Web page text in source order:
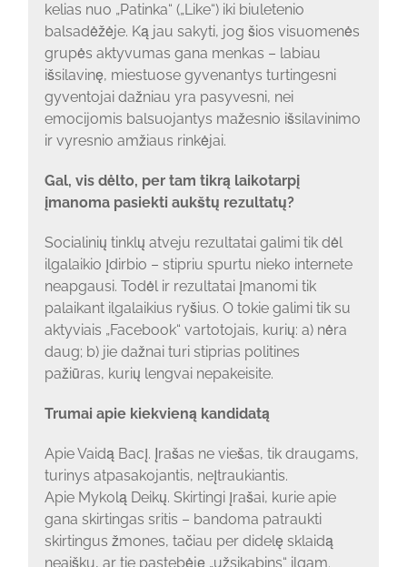
kelias nuo „Patinka“ („Like“) iki biuletenio
balsadėžėje. Ką jau sakyti, jog šios visuomenės
grupės aktyvumas gana menkas – labiau
išsilavinę, miestuose gyvenantys turtingesni
gyventojai dažniau yra pasyvesni, nei
emocijomis balsuojantys mažesnio išsilavinimo
ir vyresnio amžiaus rinkėjai.
Gal, vis dėlto, per tam tikrą laikotarpį
įmanoma pasiekti aukštų rezultatų?
Socialinių tinklų atveju rezultatai galimi tik dėl
ilgalaikio įdirbio – stipriu spurtu nieko internete
neapgausi. Todėl ir rezultatai įmanomi tik
palaikant ilgalaikius ryšius. O tokie galimi tik su
aktyviais „Facebook“ vartotojais, kurių: a) nėra
daug; b) jie dažnai turi stiprias politines
pažiūras, kurių lengvai nepakeisite.
Trumai apie kiekvieną kandidatą
Apie Vaidą Bacį. Įrašas ne viešas, tik draugams,
turinys atpasakojantis, neįtraukiantis.
Apie Mykolą Deikų. Skirtingi įrašai, kurie apie
gana skirtingas sritis – bandoma patraukti
skirtingus žmones, tačiau per didelę sklaidą
neaišku, ar tie pastebėję „užsikabins“ ilgam.